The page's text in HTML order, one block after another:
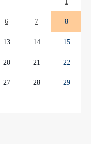
6 7 8
13 14 15
20 21 22
27 28 29